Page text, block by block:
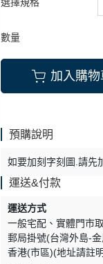
數量
加入購物
預購說明
如要加刻字刻圖.請先
運送&付款
運送方式
一般宅配
實體門市
郵局掛號(台灣外島-
香港(市區)(地址請註